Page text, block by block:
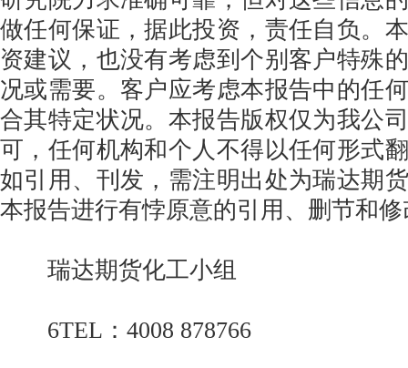
做任何保证，据此投资，责任自负。
资建议，也没有考虑到个别客户特殊
况或需要。客户应考虑本报告中的任
合其特定状况。本报告版权仅为我公
可，任何机构和个人不得以任何形式
如引用、刊发，需注明出处为瑞达期
本报告进行有悖原意的引用、删节和
瑞达期货化工小组
6TEL：4008 878766